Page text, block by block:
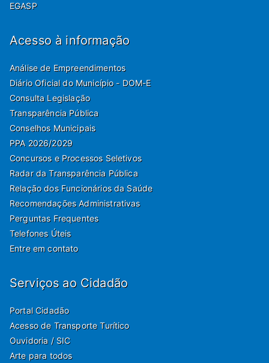
EGASP
Acesso à informação
Análise de Empreendimentos
Diário Oficial do Município - DOM-E
Consulta Legislação
Transparência Pública
Conselhos Municipais
PPA 2026/2029
Concursos e Processos Seletivos
Radar da Transparência Pública
Relação dos Funcionários da Saúde
Recomendações Administrativas
Perguntas Frequentes
Telefones Úteis
Entre em contato
Serviços ao Cidadão
Portal Cidadão
Acesso de Transporte Turítico
Ouvidoria / SIC
Arte para todos